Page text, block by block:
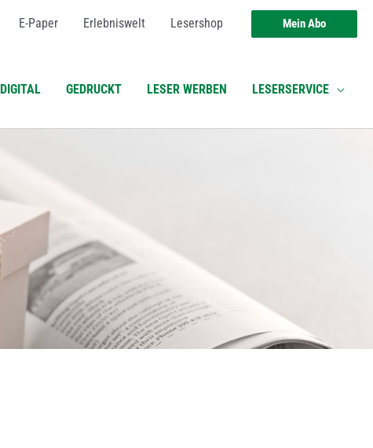
E-Paper Erlebniswelt Lesershop Mein Abo
DIGITAL GEDRUCKT LESER WERBEN LESERSERVICE